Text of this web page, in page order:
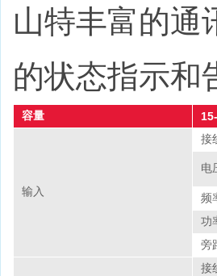
山特丰富的通
的状态指示和
容量
输入
接
电
频
功
旁
接